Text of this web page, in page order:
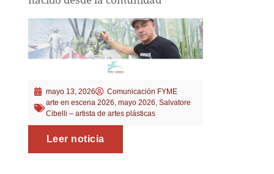
mayo 13, 2026
Comunicación FYME
arte en escena 2026, mayo 2026, Salvatore
Cibelli – artista de artes plásticas
Leer noticia